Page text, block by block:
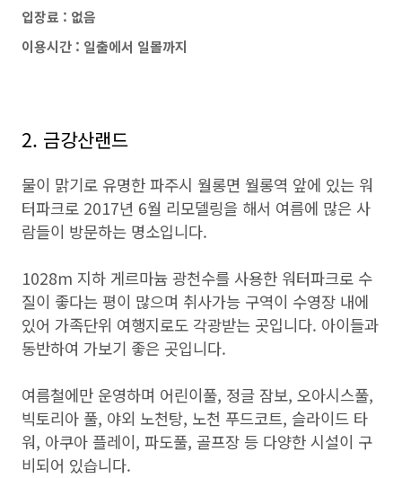
입장료 : 없음
이용시간 : 일출에서 일몰까지
2. 금강산랜드
물이 맑기로 유명한 파주시 월롱면 월롱역 앞에 있는 워
터파크로 2017년 6월 리모델링을 해서 여름에 많은 사
람들이 방문하는 명소입니다.
1028m 지하 게르마늄 광천수를 사용한 워터파크로 수
질이 좋다는 평이 많으며 취사가능 구역이 수영장 내에
있어 가족단위 여행지로도 각광받는 곳입니다. 아이들과
동반하여 가보기 좋은 곳입니다.
여름철에만 운영하며 어린이풀, 정글 잠보, 오아시스풀,
빅토리아 풀, 야외 노천탕, 노천 푸드코트, 슬라이드 타
워, 아쿠아 플레이, 파도풀, 골프장 등 다양한 시설이 구
비되어 있습니다.